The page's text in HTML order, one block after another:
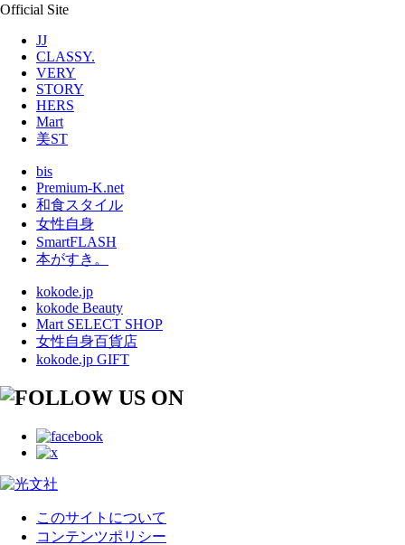
Official Site
JJ
CLASSY.
VERY
STORY
HERS
Mart
美ST
bis
Premium-K.net
和食スタイル
女性自身
SmartFLASH
本がすき。
kokode.jp
kokode Beauty
Mart SELECT SHOP
女性自身百貨店
kokode.jp GIFT
このサイトについて
コンテンツポリシー